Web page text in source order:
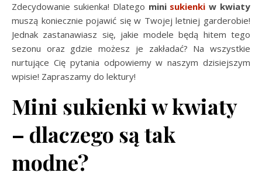
Zdecydowanie sukienka! Dlatego mini sukienki w kwiaty
muszą koniecznie pojawić się w Twojej letniej garderobie!
Jednak zastanawiasz się, jakie modele będą hitem tego
sezonu oraz gdzie możesz je zakładać? Na wszystkie
nurtujące Cię pytania odpowiemy w naszym dzisiejszym
wpisie! Zapraszamy do lektury!
Mini sukienki w kwiaty
– dlaczego są tak
modne?